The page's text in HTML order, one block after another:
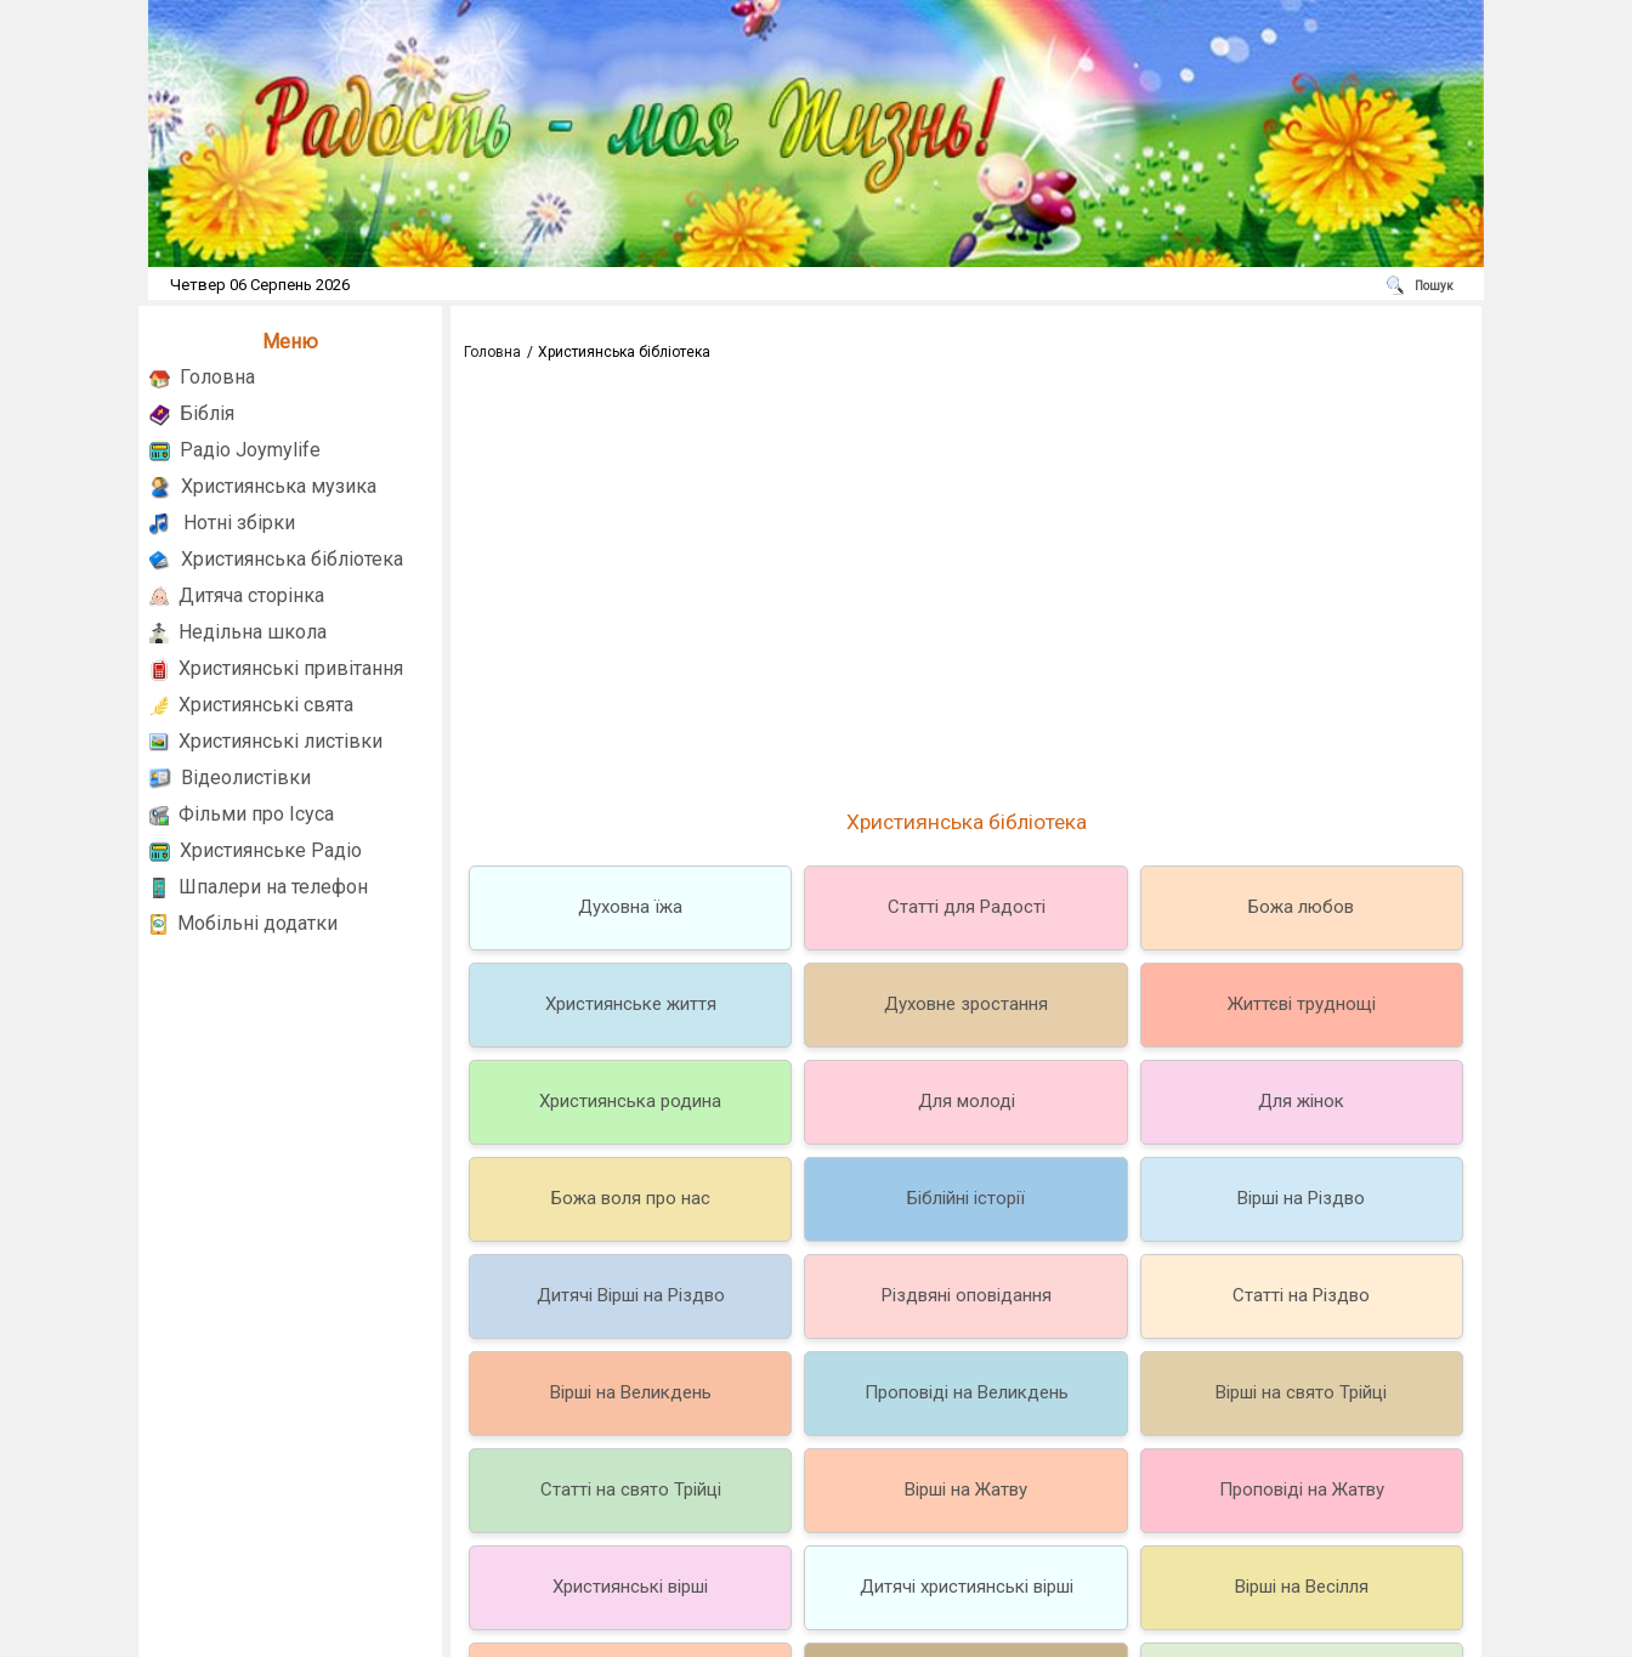
Четвер 06 Серпень 2026 Пошук
Меню
Головна
Біблія
Радіо Joymylife
Християнська музика
Нотні збірки
Християнська бібліотека
Дитяча сторінка
Недільна школа
Християнські привітання
Християнські свята
Християнські листівки
Відеолистівки
Фільми про Ісуса
Християнське Радіо
Шпалери на телефон
Мобільні додатки
Головна Християнська бібліотека
Християнська бібліотека
Духовна їжа Статті для Радості Божа любов
Християнське життя Духовне зростання Життєві труднощі
Християнська родина Для молоді Для жінок
Божа воля про нас Біблійні історії Вірші на Різдво
Дитячі Вірші на Різдво Різдвяні оповідання Статті на Різдво
Вірші на Великдень Проповіді на Великдень Вірші на свято Трійці
Статті на свято Трійці Вірші на Жатву Проповіді на Жатву
Християнські вірші Дитячі християнські вірші Вірші на Весілля